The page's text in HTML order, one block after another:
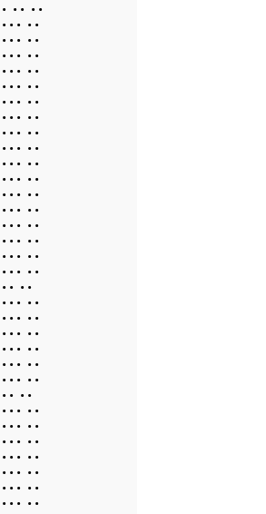
• • • • •
• • • • •
• • • • •
• • • • •
• • • • •
• • • • •
• • • • •
• • • • •
• • • • •
• • • • •
• • • • •
• • • • •
• • • • •
• • • • •
• • • • •
• • • • •
• • • • •
• • • • •
• • • •
• • • • •
• • • • •
• • • • •
• • • • •
• • • • •
• • • • •
• • • •
• • • • •
• • • • •
• • • • •
• • • • •
• • • • •
• • • • •
• • • • •